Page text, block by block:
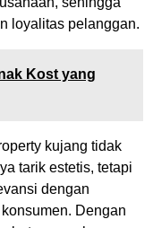
loyalitas pelanggan.
Kost yang
kujang tidak
tarik estetis, tetapi
dengan
Dengan